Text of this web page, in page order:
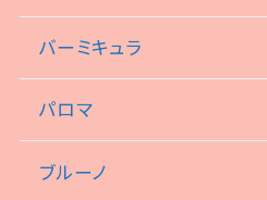
バーミキュラ
パロマ
ブルーノ